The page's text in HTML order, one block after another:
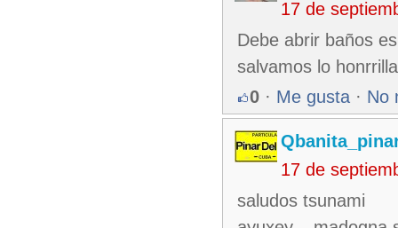
17 de
Debe abrir baños
salvamos lo
0 · Me gusta · No
17 de
saludos tsunami